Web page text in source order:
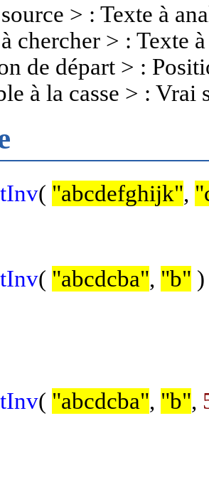
> : Texte à
chercher > : Texte
de départ > :
à la casse > : Vrai
( "abcdefghijk",
( "abcdcba", "b" )
( "abcdcba", "b",